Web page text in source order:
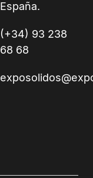
España.
(+34) 93 238
68 68